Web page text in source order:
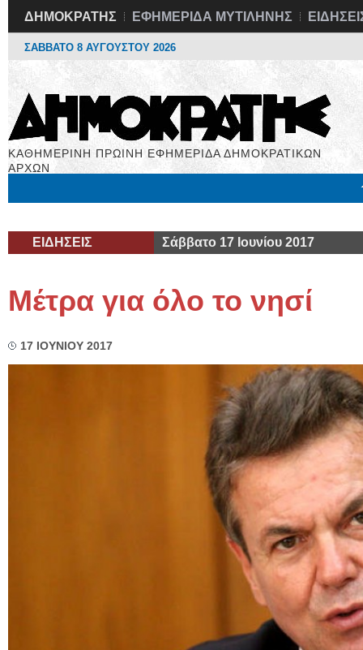
ΔΗΜΟΚΡΑΤΗΣ ΕΦΗΜΕΡΙΔΑ ΜΥΤΙΛΗΝΗΣ
ΣΑΒΒΑΤΟ 8 ΑΥΓΟΥΣΤΟΥ 2026
ΚΑΘΗΜΕΡΙΝΗ ΠΡΩΙΝΗ ΕΦΗΜΕΡΙΔΑ ΔΗΜΟΚΡΑΤΙΚΩΝ
ΑΡΧΩΝ
ΕΙΔΗΣΕΙΣ Σάββατο 17 Ιουνίου 2017
Μέτρα για όλο το νησί
17 ΙΟΥΝΙΟΥ 2017